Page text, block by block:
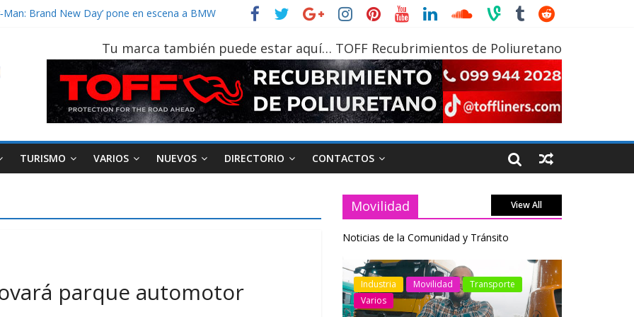
gana protagonismo a la hora de decidir
tu vehículo si permanece varios días sin usar?
edición 47ª, recorre 7 provincias en 8 días
Bolden para cubrir las rutas de La Vuelta
Tu marca también puede estar aquí… TOFF Recubrimientos de Poliuretano
TURISMO VARIOS NUEVOS DIRECTORIO CONTACTOS
parque automotor
Movilidad View All
Noticias de la Comunidad y Tránsito
Varios
AEADE Industria
Movilidad
Industria Movilidad
Transporte
Varios